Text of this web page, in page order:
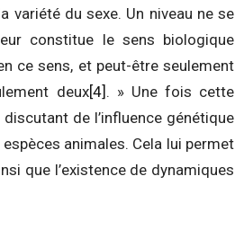
variété du sexe. Un niveau ne se
constitue le sens biologique
ce sens, et peut-être seulement
deux[4] . » Une fois cette
de l’influence génétique
animales. Cela lui permet
que l’existence de dynamiques